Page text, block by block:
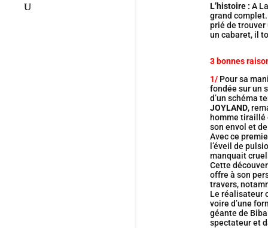
L’histoire : A
grand
prié de trouver
un cabaret, il
3 bonnes
1/Pour sa
fondée sur un
d’un schéma
JOYLAND,
homme tiraillé
son envol et
Avec ce
l’éveil de
manquait
Cette
offre à son
travers,
Le réalisateur
voire d’une
géante de
spectateur et